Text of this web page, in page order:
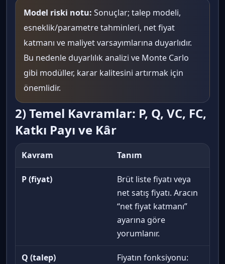
Model riski notu: Sonuçlar; talep modeli,
esneklik/parametre tahminleri, net fiyat
katmanı ve maliyet varsayımlarına duyarlıdır.
Bu nedenle duyarlılık analizi ve Monte Carlo
gibi modüller, karar kalitesini artırmak için
önemlidir.
2) Temel Kavramlar: P, Q, VC, FC,
Katkı Payı ve Kâr
Kavram Tanım
P (fiyat)
Brüt liste fiyatı veya
net satış fiyatı. Aracın
“net fiyat katmanı”
ayarına göre
yorumlanır.
Q (talep)
Fiyatın fonksiyonu: